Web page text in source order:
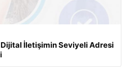
İletişimin Seviyeli Adresi